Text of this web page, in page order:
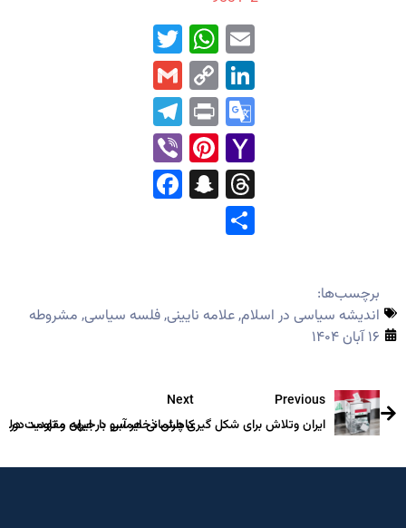
Email
WhatsApp
Twitter
LinkedIn
Copy
Link
Gmail
Google
Translate
Print
Telegram
Yahoo
Mail
Pinterest
Viber
Threads
Snapchat
Facebook
Share
برچسب‌ها:
اندیشه سیاسی در اسلام,علامه نایینی,فلسه سیاسی,مشروطه
۱۶ آبان ۱۴۰۴
Previous
ایران وتلاش برای شکل گیری پارلمانی همسو با جبهه مقاومت در
Next
کاهش ذخایر آبی در ایران و تهدید